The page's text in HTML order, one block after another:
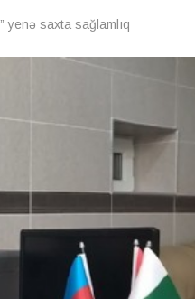
yenə saxta sağlamlıq